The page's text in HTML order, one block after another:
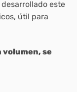
este
útil para
volumen, se